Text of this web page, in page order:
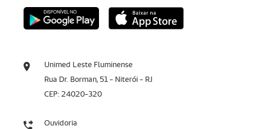
Unimed Leste Fluminense
Rua Dr. Borman, 51 - Niterói - RJ
CEP: 24020-320
Ouvidoria